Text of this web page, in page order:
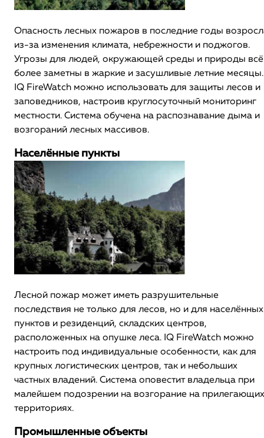
Опасность лесных пожаров в последние годы
из-за изменения климата, небрежности и поджогов.
Угрозы для людей, окружающей среды и природы всё
более заметны в жаркие и засушливые летние месяцы.
IQ FireWatch можно использовать для защиты лесов и
заповедников, настроив круглосуточный мониторинг
местности. Система обучена на распознавание дыма и
возгораний лесных массивов.
Населённые пункты
Лесной пожар может иметь разрушительные
последствия не только для лесов, но и для населённых
пунктов и резиденций, складских центров,
расположенных на опушке леса. IQ FireWatch можно
настроить под индивидуальные особенности, как для
крупных логистических центров, так и небольших
частных владений. Система оповестит владельца при
малейшем подозрении на возгорание на прилегающих
территориях.
Промышленные объекты